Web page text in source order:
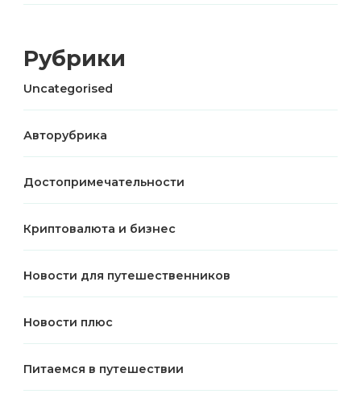
Рубрики
Uncategorised
Авторубрика
Достопримечательности
Криптовалюта и бизнес
Новости для путешественников
Новости плюс
Питаемся в путешествии